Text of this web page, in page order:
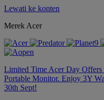
Lewati ke konten
Merek Acer
Limited Time Acer Day Offers
Portable Monitor. Enjoy 3Y
30th Sept!